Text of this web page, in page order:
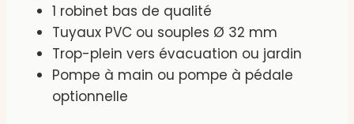
1 robinet bas de qualité
Tuyaux PVC ou souples Ø 32 mm
Trop-plein vers évacuation ou jardin
Pompe à main ou pompe à pédale
optionnelle